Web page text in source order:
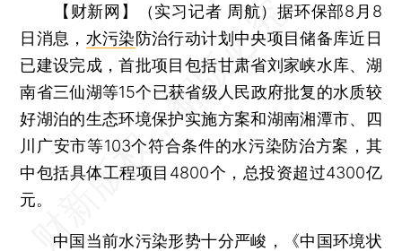
【财新网】（实习记者 周航）据环保部8月8
日消息， 水污染防治行动计划中央项目储备库近日
已建设完成，首批项目包括甘肃省刘家峡水库、湖
南省三仙湖等15个已获省级人民政府批复的水质较
好湖泊的生态环境保护实施方案和湖南湘潭市、四
川广安市等103个符合条件的水污染防治方案，其
中包括具体工程项目4800个，总投资超过4300亿
元。
中国当前水污染形势十分严峻，《中国环境状